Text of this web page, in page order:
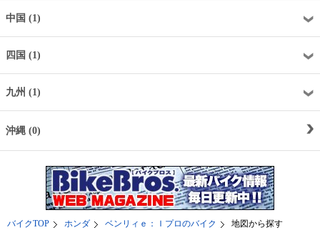
中国 (1)
四国 (1)
九州 (1)
沖縄 (0)
バイクTOP ホンダ ベンリィｅ：Ｉプロのバイク 地図から探す